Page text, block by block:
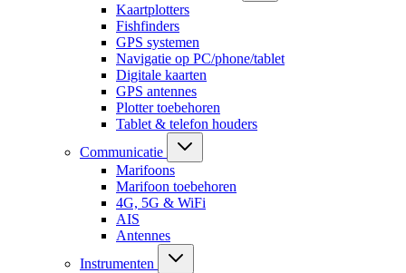
Kaartplotters
Fishfinders
GPS systemen
Navigatie op PC/phone/tablet
Digitale kaarten
GPS antennes
Plotter toebehoren
Tablet & telefon houders
Communicatie
Marifoons
Marifoon toebehoren
4G, 5G & WiFi
AIS
Antennes
Instrumenten